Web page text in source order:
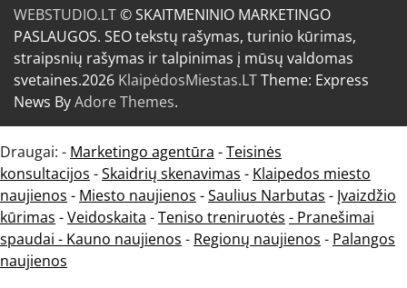
WEBSTUDIO.LT© SKAITMENINIO MARKETINGO
PASLAUGOS. SEO tekstų rašymas, turinio kūrimas,
straipsnių rašymas ir talpinimas į mūsų valdomas
svetaines.2026 KlaipėdosMiestas.LTTheme: Express
News ByAdore Themes.
Draugai: - Marketingo agentūra -Teisinės
konsultacijos -Skaidrių skenavimas - Klaipedos miesto
naujienos - Miesto naujienos -Saulius Narbutas - Įvaizdžio
kūrimas -Veidoskaita -Teniso treniruotės - Pranešimai
spaudai - Kauno naujienos - Regionų naujienos - Palangos
naujienos